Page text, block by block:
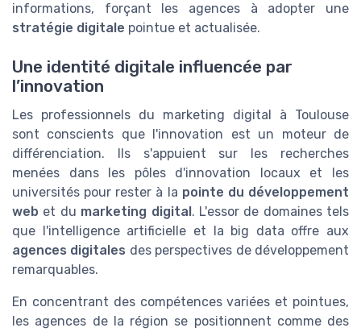
informations, forçant les agences à adopter une
stratégie digitale pointue et actualisée.
Une identité digitale influencée par
l’innovation
Les professionnels du marketing digital à Toulouse
sont conscients que l'innovation est un moteur de
différenciation. Ils s'appuient sur les recherches
menées dans les pôles d'innovation locaux et les
universités pour rester à la pointe du développement
web et du marketing digital . L'essor de domaines tels
que l'intelligence artificielle et la big data offre aux
agences digitales des perspectives de développement
remarquables.
En concentrant des compétences variées et pointues,
les agences de la région se positionnent comme des